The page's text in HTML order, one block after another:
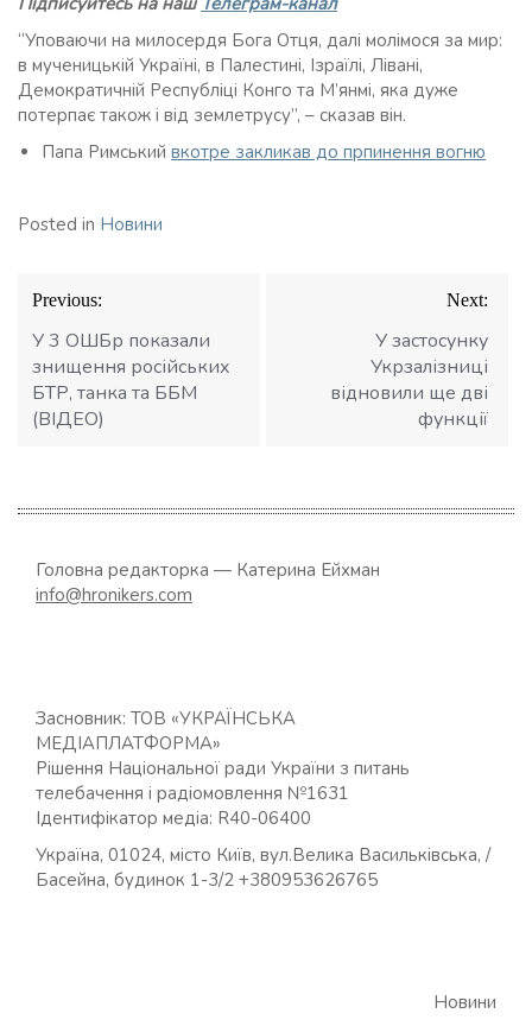
“Уповаючи на милосердя Бога Отця, далі молімося за мир:
в мученицькій Україні, в Палестині, Ізраїлі, Лівані,
Демократичній Республіці Конго та М’янмі, яка дуже
потерпає також і від землетрусу”, – сказав він.
Папа Римський вкотре закликав до прпинення вогню
Posted in Новини
Навігація
записів
Previous:
У 3 ОШБр показали
знищення російських
БТР, танка та ББМ
(ВІДЕО)
Next:
У застосунку
Укрзалізниці
відновили ще дві
функції
Головна редакторка — Катерина Ейхман
info@hronikers.com
Засновник: ТОВ «УКРАЇНСЬКА
МЕДІАПЛАТФОРМА»
Рішення Національної ради України з питань
телебачення і радіомовлення №1631
Ідентифікатор медіа: R40-06400
Україна, 01024, місто Київ, вул.Велика Васильківська, /
Басейна, будинок 1-3/2 +380953626765
Новини